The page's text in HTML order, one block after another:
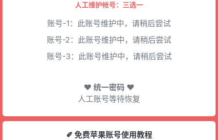
人工维护帐号：三选一
账号-1：此账号维护中，请稍后尝试
账号-2：此账号维护中，请稍后尝试
账号-3：此账号维护中，请稍后尝试
♥ 统一密码 ♥
人工账号等待恢复
✐ 免费苹果账号使用教程